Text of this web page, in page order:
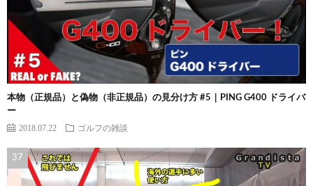
本物（正規品）と偽物（非正規品）の見分け方 #5｜PING G400 ドライバ
ー
2018.07.22 ゴルフの雑談